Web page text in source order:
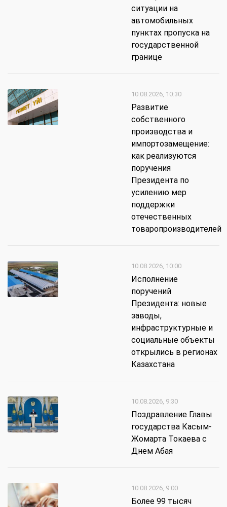
ситуации на
автомобильных
пунктах пропуска на
государственной
границе
10.08.2026, 10:30
Развитие
собственного
производства и
импортозамещение:
как реализуются
поручения
Президента по
усилению мер
поддержки
отечественных
товаропроизводителей
10.08.2026, 10:00
Исполнение
поручений
Президента: новые
заводы,
инфраструктурные и
социальные объекты
открылись в регионах
Казахстана
10.08.2026, 9:30
Поздравление Главы
государства Касым-
Жомарта Токаева с
Днем Абая
10.08.2026, 9:00
Более 99 тысяч